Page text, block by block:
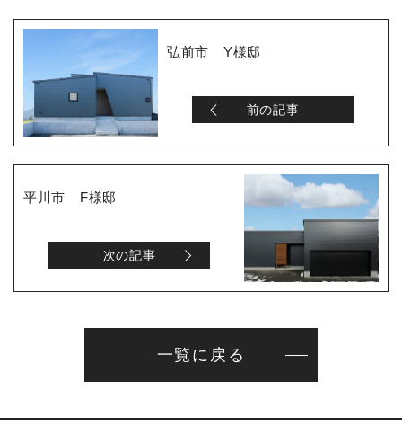
弘前市 Y様邸
前の記事
平川市 F様邸
次の記事
一覧に戻る